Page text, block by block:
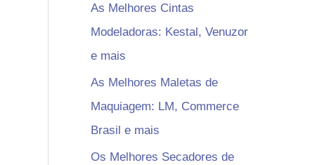
As Melhores Cintas
Modeladoras: Kestal, Venuzor
e mais
As Melhores Maletas de
Maquiagem: LM, Commerce
Brasil e mais
Os Melhores Secadores de